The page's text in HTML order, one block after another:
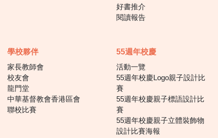
好書推介
閱讀報告
學校夥伴
家長教師會
校友會
龍門堂
中華基督教會香港區會
聯校比賽
55週年校慶
活動一覽
55週年校慶Logo親子設計比
賽
55週年校慶親子標語設計比
賽
55週年校慶親子立體裝飾物
設計比賽海報